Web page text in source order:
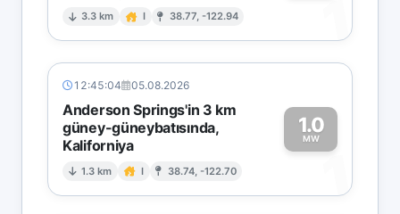
3.3 km I 38.77, -122.94 1
12:45:04 05.08.2026
Anderson Springs'in 3 km
güney-güneybatısında,
Kaliforniya
1.3 km I 38.74, -122.70
1.0
MW
1